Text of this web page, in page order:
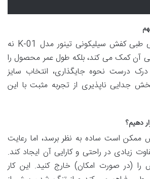
استفاده صحیح از کفی طبی کفش سیلیکونی تینور مدل K-01 نه
آن کمک می کند، بلکه طول عمر محصول را
درست نحوه جایگذاری، انتخاب سایز
جدایی ناپذیری از تجربه مثبت با این
دهیم؟
ممکن است ساده به نظر برسد، اما رعایت
زیادی در راحتی و کارایی آن ایجاد کند.
را (در صورت امکان) خارج کنید. این کار